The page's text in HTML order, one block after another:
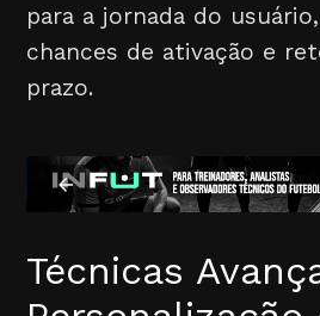
para a jornada do
chances de ativação e
prazo.
Técnicas